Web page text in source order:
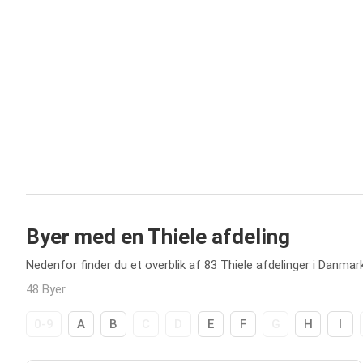
Byer med en Thiele afdeling
Nedenfor finder du et overblik af 83 Thiele afdelinger i
48 Byer
A B E F H I